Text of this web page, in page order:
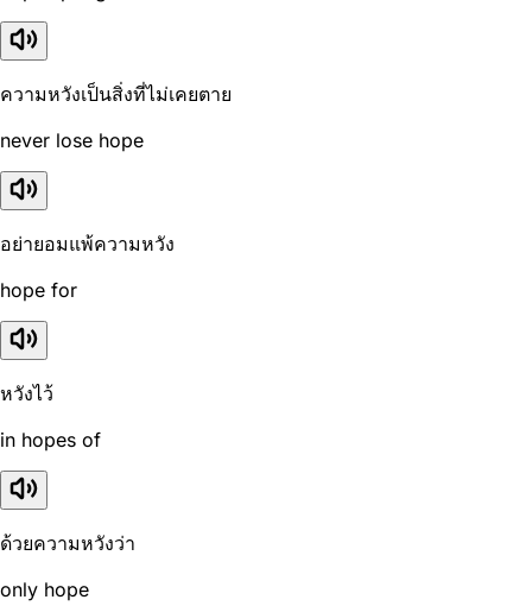
ความหวังเป็นสิ่งที่ไม่เคยตาย
never lose hope
อย่ายอมแพ้ความหวัง
hope for
หวังไว้
in hopes of
ด้วยความหวังว่า
only hope